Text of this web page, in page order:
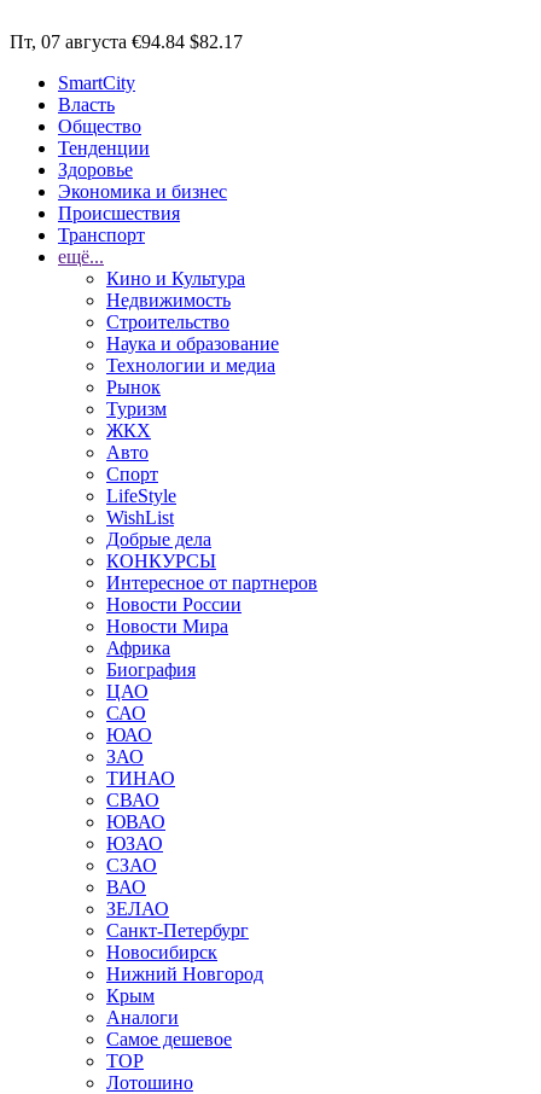
Пт, 07 августа €94.84 $82.17
SmartCity
Власть
Общество
Тенденции
Здоровье
Экономика и бизнес
Происшествия
Транспорт
ещё...
Кино и Культура
Недвижимость
Строительство
Наука и образование
Технологии и медиа
Рынок
Туризм
ЖКХ
Авто
Спорт
LifeStyle
WishList
Добрые дела
КОНКУРСЫ
Интересное от партнеров
Новости России
Новости Мира
Африка
Биография
ЦАО
САО
ЮАО
ЗАО
ТИНАО
СВАО
ЮВАО
ЮЗАО
СЗАО
ВАО
ЗЕЛАО
Санкт-Петербург
Новосибирск
Нижний Новгород
Крым
Аналоги
Самое дешевое
TOP
Лотошино